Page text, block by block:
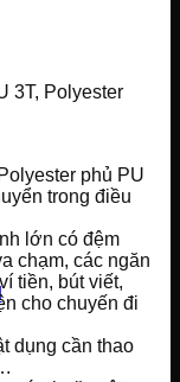
3T, Polyester
phủ PU
trong điều
lớn có đệm
chạm, các ngăn
tiền, bút viết,
cho chuyến đi
dụng cần thao